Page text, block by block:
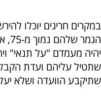
במקרים חריגים יוכלו
יהיה מעמדם "על תנאי"
שתטיל עליהם ועדת
שתיקבע הוועדה ושלא